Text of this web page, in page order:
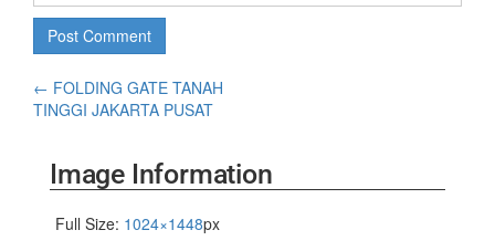
← FOLDING GATE TANAH
TINGGI JAKARTA PUSAT
Image Information
Full Size: 1024×1448px